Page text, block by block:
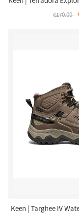
€170.00
Keen | Targhee IV